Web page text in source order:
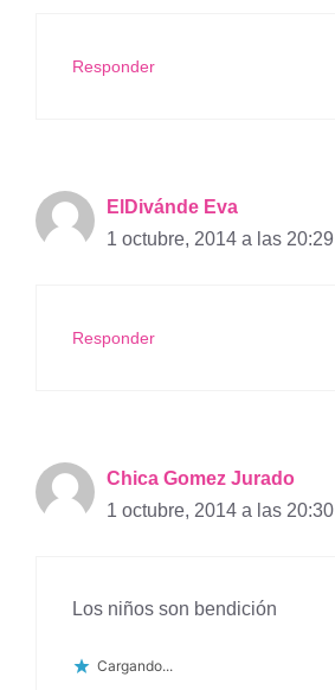
Responder
ElDivánde Eva
1 octubre, 2014 a las 20:29
Responder
Chica Gomez Jurado
1 octubre, 2014 a las 20:30
Los niños son bendición
Cargando...